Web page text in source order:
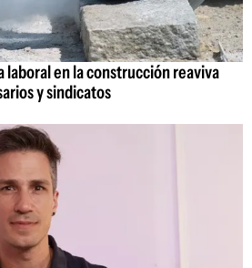
laboral en la construcción reaviva
y sindicatos